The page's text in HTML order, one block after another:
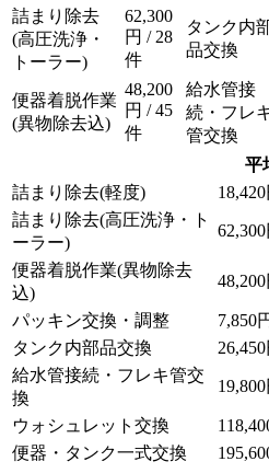
詰まり除去
(高圧洗浄・
トーラー)
62,300
円 / 28
件
タンク内
品交換
便器着脱作業
(異物除去込)
48,200
円 / 45
件
給水管接
続・フレ
管交換
平
詰まり除去(軽度)
詰まり除去(高圧洗浄・ト
ーラー)
便器着脱作業(異物除去
込)
パッキン交換・調整
7,850
タンク内部品交換
給水管接続・フレキ管交
換
ウォシュレット交換
便器・タンク一式交換